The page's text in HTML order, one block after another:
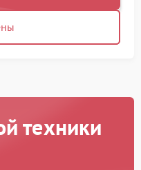
техники